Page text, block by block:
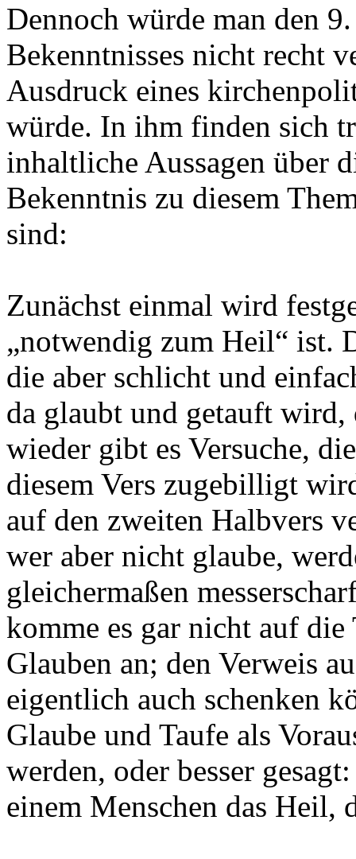
Dennoch würde man den
Bekenntnisses nicht recht
Ausdruck eines
würde. In ihm finden sich
inhaltliche Aussagen über
Bekenntnis zu diesem
sind:
Zunächst einmal wird
„notwendig zum Heil“ ist.
die aber schlicht und
da glaubt und getauft
wieder gibt es Versuche,
diesem Vers zugebilligt
auf den zweiten Halbvers
wer aber nicht glaube,
gleichermaßen
komme es gar nicht auf
Glauben an; den Verweis
eigentlich auch schenken
Glaube und Taufe als
werden, oder besser
einem Menschen das